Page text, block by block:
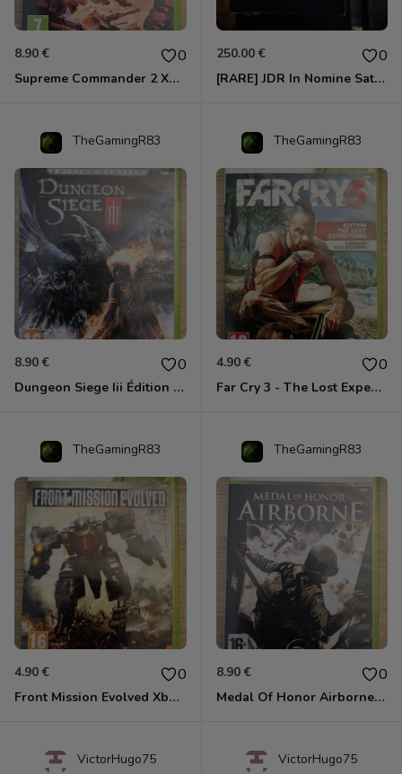
8.90 € 0
Supreme Commander 2 Xbox 360
250.00 € 0
[RARE] JDR In Nomine Satanis / Magna Veritas – 1ère Édition BOÎTE (DOS BLANC, 1989) - CROC / Siroz
TheGamingR83
8.90 € 0
Dungeon Siege Iii Édition Limitée - Vf Intégrale Xbox 360
TheGamingR83
4.90 € 0
Far Cry 3 - The Lost Expeditions - Edition Spéciale Xbox 360
TheGamingR83
4.90 € 0
Front Mission Evolved Xbox 360
TheGamingR83
8.90 € 0
Medal Of Honor Airborne Xbox 360
VictorHugo75 VictorHugo75